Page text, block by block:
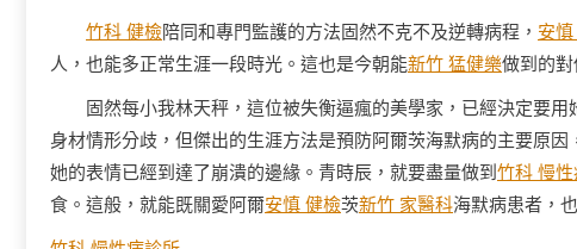
竹科 健檢陪同和專門監護的方法固然不克不及逆轉病程， 安
人，也能多正常生涯一段時光。這也是今朝能新竹 猛健樂做到的
固然每小我林天秤，這位被失衡逼瘋的美學家，已經決定要
身材情形分歧，但傑出的生涯方法是預防阿爾茨海默病的主要原
她的表情已經到達了崩潰的邊緣。青時辰，就要盡量做到 竹科 慢
食。這般，就能既關愛阿爾安慎 健檢茨新竹 家醫科海默病患者，